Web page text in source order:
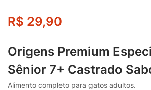
R$ 29,90
Origens Premium
Sênior 7+ Castrado
Alimento completo para gatos adultos.